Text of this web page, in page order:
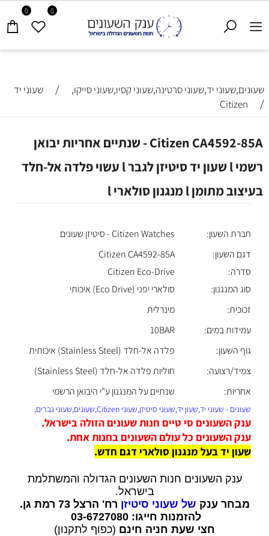
0 0
שעונים,שעוני יד,שעוני סרטינה,שעוני קסיו,שעוני סייקו, / שעוני יד
/
Citizen
Citizen CA4592-85A - שנתיים אחריות יבואן
רשמי l שעון יד סיטיזן לגבר l עשוי פלדה אל-חלד
בעיצוב מתומן l מנגנון סולארי l
חברת השעון:
Citizen Watches - סיטיזן שעונים
דגם השעון:
Citizen CA4592-85A
סדרה:
Citizen Eco-Drive
סוג המנגנון:
סולארי יפני (Eco Drive) איכותי
זכוכית:
מינרלית
עמידות במים:
10BAR
גוף השעון:
פלדה אל-חלד (Stainless Steel) איכותית
צמיד/רצועה:
חוליות פלדה אל-חלד (Stainless Steel)
אחריות:
שנתיים על המנגנון ע"י היבואן הרשמי
שעונים - שעוני יד,שעון יד,שעוני סיטיזן,שעוני Citizen,שעונים,שעוני גברים,
ענק השעונים סי טיים חנות שעונים הזולה בישראל.
ענק השעונים כל עולם השעונים בחנות אחת.
שעון יד בעל מנגנון סולארי דגם חדש.
ענק השעונים חנות השעונים הגדולה והמשתלמת
בישראל.
מבחר ענק של שעוני סיטיזן רח' הרצל 73 רמת גן.
להזמנות חייגו: 03-6727080
חצי שעת חניה חינם (כפוף לתקנון)